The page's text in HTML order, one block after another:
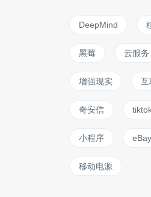
DeepMind
黑莓 云服务
增强现实 互
奇安信
小程序 eBay
移动电源